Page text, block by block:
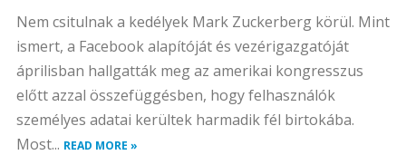
Nem csitulnak a kedélyek Mark Zuckerberg körül. Mint
ismert, a Facebook alapítóját és vezérigazgatóját
áprilisban hallgatták meg az amerikai kongresszus
előtt azzal összefüggésben, hogy felhasználók
személyes adatai kerültek harmadik fél birtokába.
Most... READ MORE »